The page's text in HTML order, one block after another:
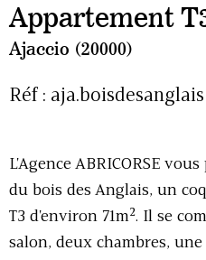
Appartement
Ajaccio (20000)
Réf : aja.boisdesanglais
L'Agence ABRICORSE
du bois des Anglais, un
T3 d'environ 71m². Il se
salon, deux chambres,